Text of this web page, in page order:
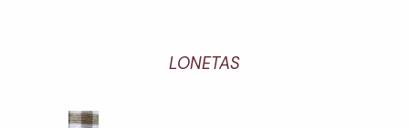
LONETAS